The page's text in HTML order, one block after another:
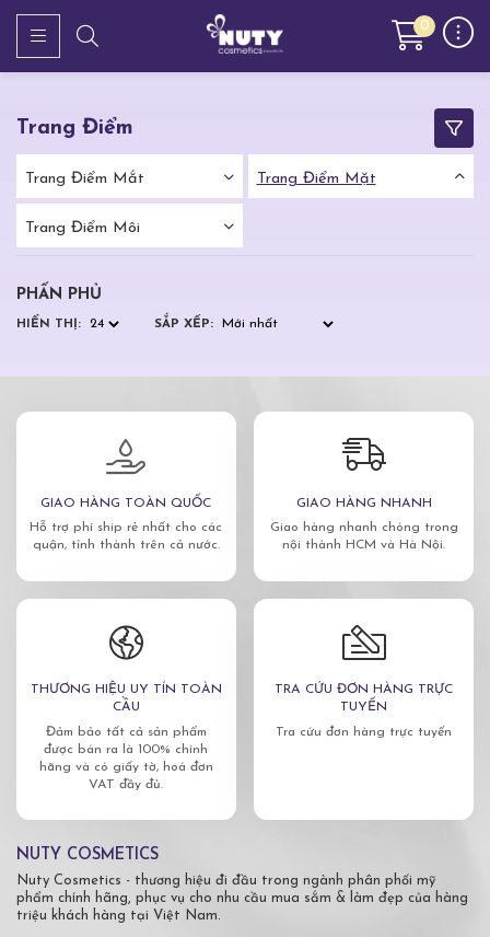
0
Trang Điểm
Trang Điểm Mắt Trang Điểm Mặt
Trang Điểm Môi
PHẤN PHỦ
HIỂN THỊ: SẮP XẾP:
GIAO HÀNG TOÀN QUỐC
Hỗ trợ phí ship rẻ nhất cho các
quận, tỉnh thành trên cả nước.
GIAO HÀNG NHANH
Giao hàng nhanh chóng trong
nội thành HCM và Hà Nội.
THƯƠNG HIỆU UY TÍN TOÀN
CẦU
Đảm bảo tất cả sản phẩm
được bán ra là 100% chính
hãng và có giấy tờ, hoá đơn
VAT đầy đủ.
TRA CỨU ĐƠN HÀNG TRỰC
TUYẾN
Tra cứu đơn hàng trực tuyến
NUTY COSMETICS
Nuty Cosmetics - thương hiệu đi đầu trong ngành phân phối mỹ
phẩm chính hãng, phục vụ cho nhu cầu mua sắm & làm đẹp của hàng
triệu khách hàng tại Việt Nam.